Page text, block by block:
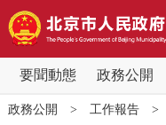
要聞動態 政務公開
要聞動態
黨中央精神
政務公開 > 工作報告>